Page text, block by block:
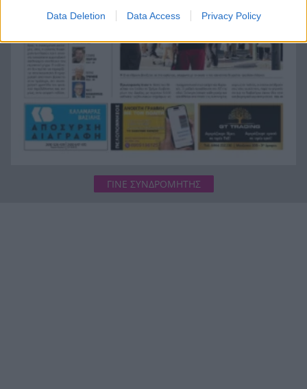
Data Deletion Data Access Privacy Policy
Πορτογαλία και πέρασε στους «8» του
Παγκοσμίου
ΓΙΝΕ ΣΥΝΔΡΟΜΗΤΗΣ